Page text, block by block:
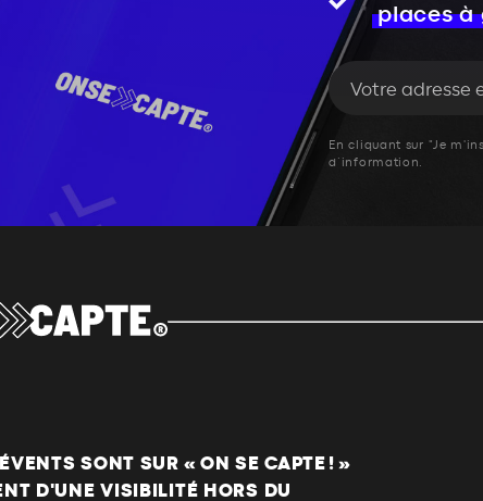
places à
En cliquant sur "Je
d’information.
SONT SUR « ON SE CAPTE ! »
D'UNE VISIBILITÉ HORS DU